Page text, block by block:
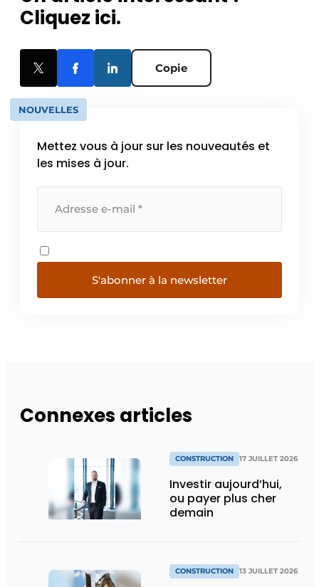
Cliquez ici.
Copie
NOUVELLES
Mettez vous à jour sur les nouveautés et
les mises à jour.
S'abonner à la newsletter
Connexes articles
CONSTRUCTION 17 JUILLET 2026
Investir aujourd’hui,
ou payer plus cher
demain
CONSTRUCTION 13 JUILLET 2026